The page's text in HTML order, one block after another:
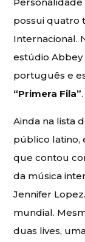
possui quatro
Internacional.
estúdio Abbey
português e
“Primera Fila”.
Ainda na lista
público latino,
que contou
da música
Jennifer
mundial.
duas lives,